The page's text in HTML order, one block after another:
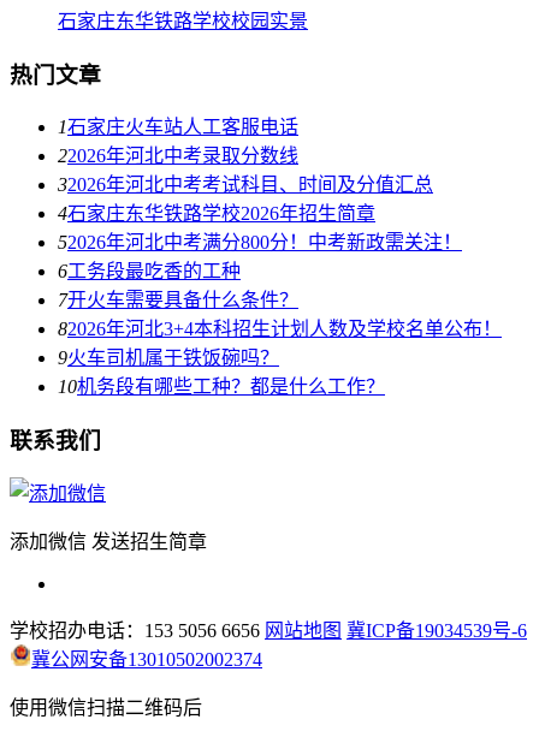
石家庄东华铁路学校校园实景
热门文章
1石家庄火车站人工客服电话
22026年河北中考录取分数线
32026年河北中考考试科目、时间及分值汇总
4石家庄东华铁路学校2026年招生简章
52026年河北中考满分800分！中考新政需关注！
6工务段最吃香的工种
7开火车需要具备什么条件？
82026年河北3+4本科招生计划人数及学校名单公布！
9火车司机属于铁饭碗吗？
10机务段有哪些工种？都是什么工作？
联系我们
添加微信 发送招生简章
学校招办电话：153 5056 6656 网站地图 冀ICP备19034539号-6
冀公网安备13010502002374
使用微信扫描二维码后